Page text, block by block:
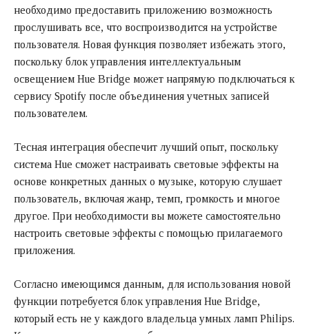
необходимо предоставить приложению возможность
прослушивать все, что воспроизводится на устройстве
пользователя. Новая функция позволяет избежать этого,
поскольку блок управления интеллектуальным
освещением Hue Bridge может напрямую подключаться к
сервису Spotify после объединения учетных записей
пользователем.
Тесная интеграция обеспечит лучший опыт, поскольку
система Hue сможет настраивать световые эффекты на
основе конкретных данных о музыке, которую слушает
пользователь, включая жанр, темп, громкость и многое
другое. При необходимости вы можете самостоятельно
настроить световые эффекты с помощью прилагаемого
приложения.
Согласно имеющимся данным, для использования новой
функции потребуется блок управления Hue Bridge,
который есть не у каждого владельца умных ламп Philips.